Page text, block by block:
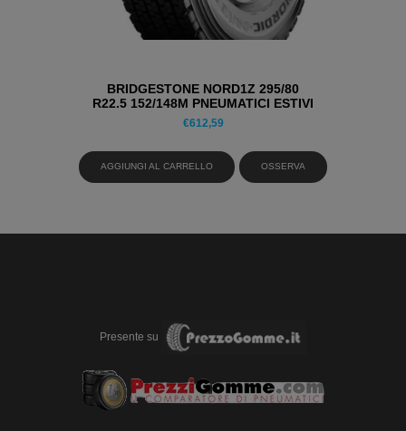
BRIDGESTONE NORD1Z 295/80
R22.5 152/148M PNEUMATICI ESTIVI
€612,59
AGGIUNGI AL CARRELLO OSSERVA
Presente su